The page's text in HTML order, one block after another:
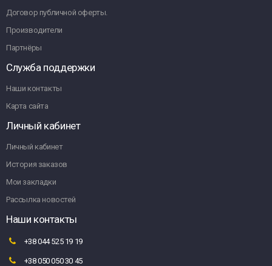
Договор публичной оферты.
Производители
Партнёры
Служба поддержки
Наши контакты
Карта сайта
Личный кабинет
Личный кабинет
История заказов
Мои закладки
Рассылка новостей
Наши контакты
+38 044 525 19 19
+38 050 050 30 45